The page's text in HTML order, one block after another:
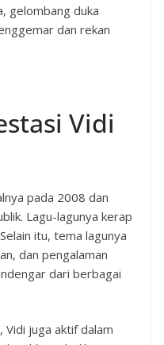
gelombang duka
dan rekan
Vidi
pada 2008 dan
Lagu-lagunya kerap
itu, tema lagunya
dan pengalaman
dari berbagai
Vidi juga aktif dalam